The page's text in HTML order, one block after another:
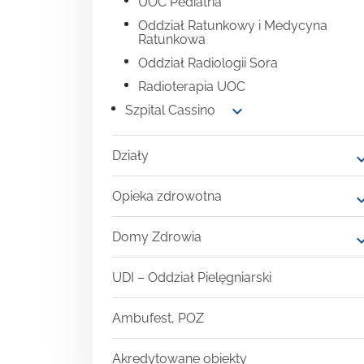
Oddział Ratunkowy i Medycyna
Ratunkowa
Oddział Radiologii Sora
Radioterapia UOC
Szpital Cassino
expand_more
Działy
Opieka zdrowotna
Domy Zdrowia
UDI – Oddział Pielęgniarski
Ambufest, POZ
Akredytowane obiekty